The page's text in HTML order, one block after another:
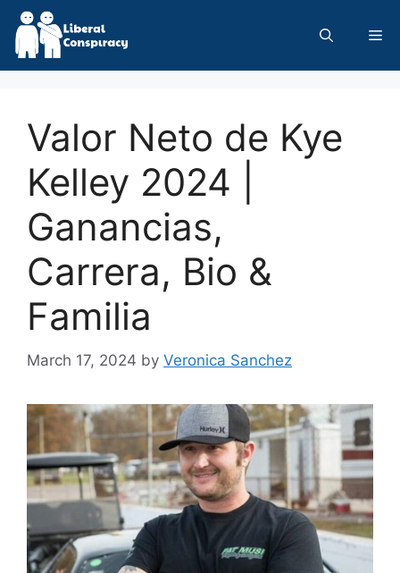
Skip
content
Valor Neto de Kye
Kelley 2024 |
Ganancias,
Carrera, Bio &
Familia
March 17, 2024 by Veronica Sanchez